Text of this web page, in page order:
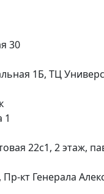
30
1Б, ТЦ
1
22с1, 2 этаж,
Пр-кт Генерала